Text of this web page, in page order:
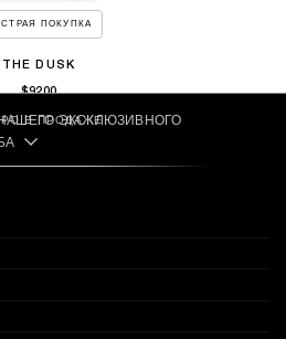
ПОКУПКА
THE DUSK
$9200
В ПРОДАЖЕ
ЭКСКЛЮЗИВНОГО